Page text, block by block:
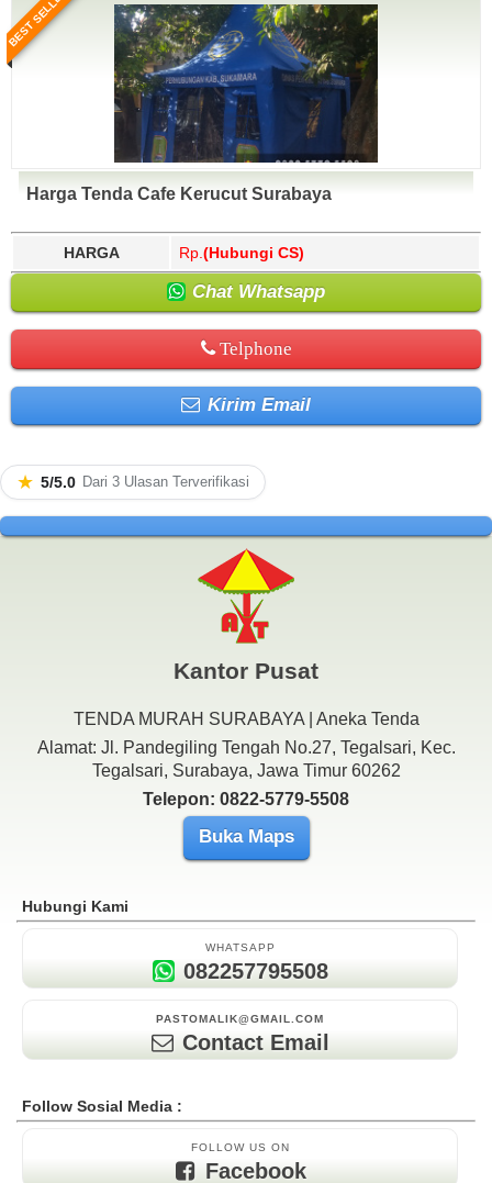
BEST SELLER
Harga Tenda Cafe Kerucut Surabaya
HARGA Rp. (Hubungi CS)
Chat Whatsapp
Telphone
Kirim Email
★ 5/5.0 Dari 3 Ulasan Terverifikasi
Kantor Pusat
TENDA MURAH SURABAYA | Aneka Tenda
Alamat: Jl. Pandegiling Tengah No.27, Tegalsari, Kec.
Tegalsari, Surabaya, Jawa Timur 60262
Telepon: 0822-5779-5508
Buka Maps
Hubungi Kami
WHATSAPP
082257795508
PASTOMALIK@GMAIL.COM
Contact Email
Follow Sosial Media :
FOLLOW US ON
Facebook